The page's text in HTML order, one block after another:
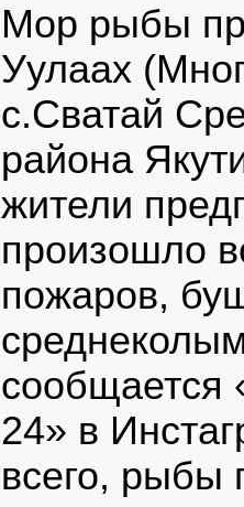
Мор рыбы
Уулаах
с.Сватай
района
жители
произошло
пожаров,
сообщается
24» в
всего, рыбы